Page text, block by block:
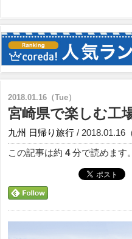
2018.01.16（Tue）
宮崎県で楽しむ工
九州 日帰り旅行 / 2018.01.16
この記事は約 4分で読めます。